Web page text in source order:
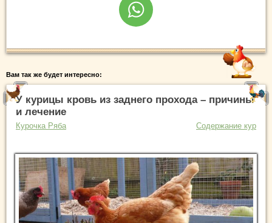
Вам так же будет интересно:
У курицы кровь из заднего прохода – причины
и лечение
Курочка Ряба Содержание кур